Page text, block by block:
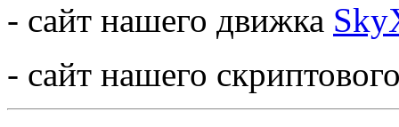
- сайт нашего движка
- сайт нашего